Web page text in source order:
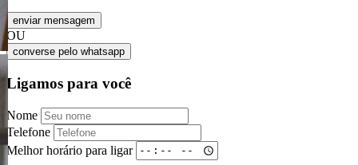
enviar mensagem
OU
converse pelo whatsapp
Ligamos para você
Nome
Telefone
Melhor horário para ligar